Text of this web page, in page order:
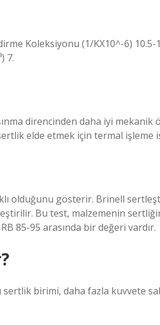
Koleksiyonu (1/KX10^-6) 10.5-
7.
direncinden daha iyi
sertlik elde etmek için termal işleme
olduğunu gösterir. Brinell
Bu test, malzemenin
85-95 arasında bir değeri vardır.
sertlik birimi, daha fazla kuvvete